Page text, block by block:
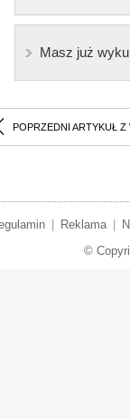
Masz już
POPRZEDNI ARTYKUŁ Z
Reklama
©